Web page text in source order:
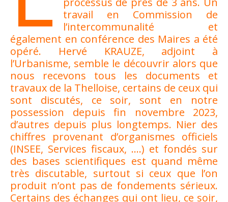
travail en Commission de
l’intercommunalité et
également en conférence des Maires a été
opéré. Hervé KRAUZE, adjoint à
l’Urbanisme, semble le découvrir alors que
nous recevons tous les documents et
travaux de la Thelloise, certains de ceux qui
sont discutés, ce soir, sont en notre
possession depuis fin novembre 2023,
d’autres depuis plus longtemps. Nier des
chiffres provenant d’organismes officiels
(INSEE, Services fiscaux, ….) et fondés sur
des bases scientifiques est quand même
très discutable, surtout si ceux que l’on
produit n’ont pas de fondements sérieux.
Certains des échanges qui ont lieu, ce soir,